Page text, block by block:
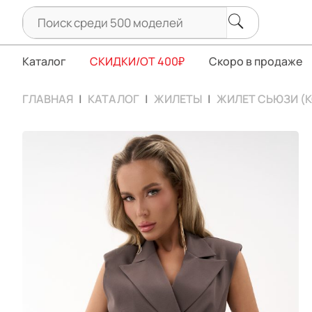
Каталог СКИДКИ/ОТ 400₽ Скоро в продаже
ГЛАВНАЯ КАТАЛОГ ЖИЛЕТЫ ЖИЛЕТ СЬЮЗИ